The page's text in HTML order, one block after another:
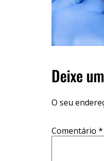
Deixe
O seu
Comentário *